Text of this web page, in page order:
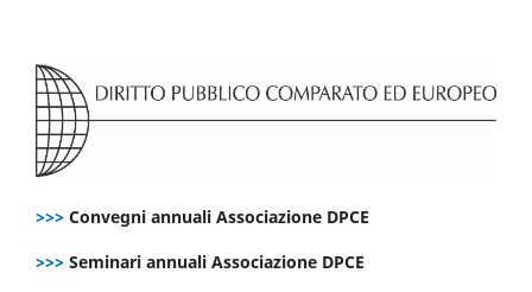
>>> Convegni annuali Associazione DPCE
>>> Seminari annuali Associazione DPCE